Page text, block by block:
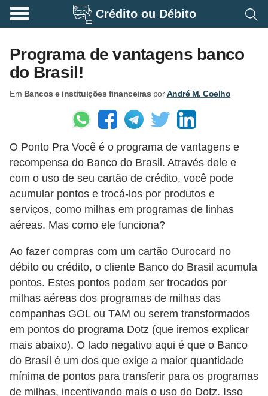
Crédito ou Débito
Programa de vantagens banco
do Brasil!
Em Bancos e instituições financeiras porAndré M. Coelho
O Ponto Pra Você é o programa de vantagens e
recompensa do Banco do Brasil. Através dele e
com o uso de seu cartão de crédito, você pode
acumular pontos e trocá-los por produtos e
serviços, como milhas em programas de linhas
aéreas. Mas como ele funciona?
Ao fazer compras com um cartão Ourocard no
débito ou crédito, o cliente Banco do Brasil acumula
pontos. Estes pontos podem ser trocados por
milhas aéreas dos programas de milhas das
companhas GOL ou TAM ou serem transformados
em pontos do programa Dotz (que iremos explicar
mais abaixo). O lado negativo aqui é que o Banco
do Brasil é um dos que exige a maior quantidade
mínima de pontos para transferir para os programas
de milhas, incentivando mais o uso do Dotz. Isso
A
o
s
e
a
d
r
i
B
a
n
c
o
s
e
i